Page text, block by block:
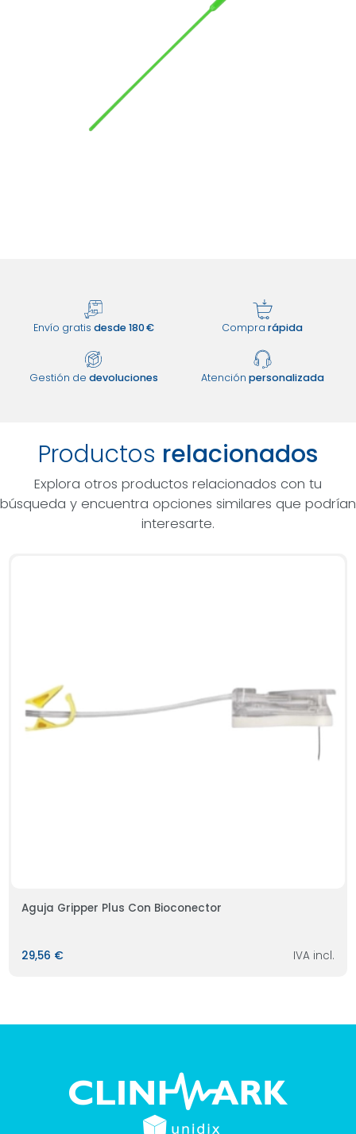
Envío gratis desde 180 € Comprarápida
Gestión de devoluciones Atención personalizada
Productos relacionados
Explora otros productos relacionados con tu
búsqueda y encuentra opciones similares que podrían
interesarte.
Aguja Gripper Plus Con Bioconector
29,56 € IVA incl.